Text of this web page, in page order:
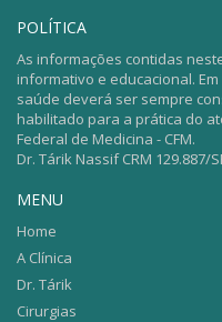
POLÍTICA
As informações contidas
informativo e educacional.
saúde deverá ser sempre
habilitado para a prática do
Federal de Medicina - CFM.
Dr. Tárik Nassif CRM 129.887/
MENU
Home
A Clínica
Dr. Tárik
Cirurgias